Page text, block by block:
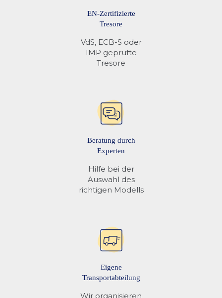
EN-Zertifizierte
Tresore
VdS, ECB-S oder
IMP geprüfte
Tresore
Beratung durch
Experten
Hilfe bei der
Auswahl des
richtigen Modells
Eigene
Transportabteilung
Wir organisieren